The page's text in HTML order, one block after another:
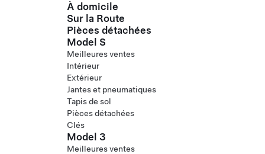
Passer au contenu principal
À domicile
Sur la Route
Pièces détachées
Model S
Meilleures ventes
Intérieur
Extérieur
Jantes et pneumatiques
Tapis de sol
Pièces détachées
Clés
Model 3
Meilleures ventes